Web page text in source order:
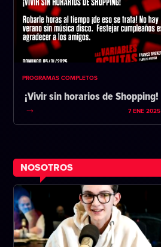
PROGRAMAS COMPLETOS
¡Vivir sin horarios de Shopping!
7 ENE 2025
NOSOTROS